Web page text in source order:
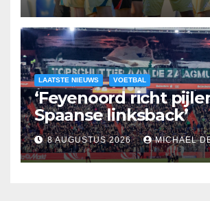
LAATSTE NIEUWS VOETBAL
‘Feyenoord richt
Spaanse linksback’
8 AUGUSTUS 2026 MICHAEL